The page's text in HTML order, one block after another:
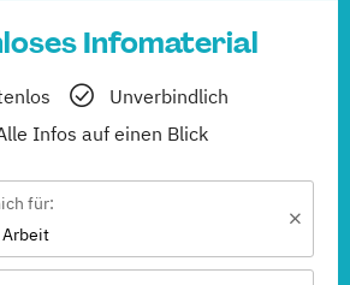
Infomaterial
Unverbindlich
Infos auf einen Blick
für:
Arbeit